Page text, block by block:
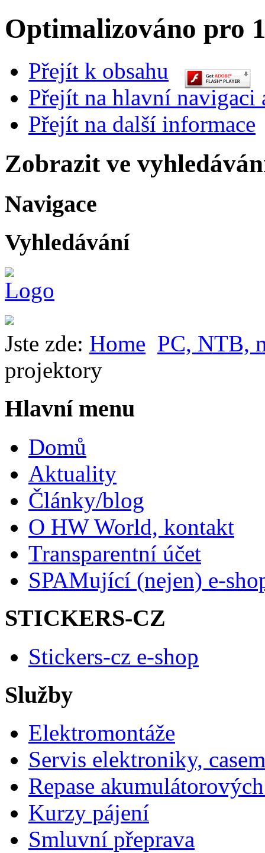
Optimalizováno pro
Přejít k obsahu
Přejít na hlavní navigaci
Přejít na další informace
Zobrazit ve
Navigace
Vyhledávání
Jste zde: Home PC, NTB,
projektory
Hlavní menu
Domů
Aktuality
Články/blog
O HW World, kontakt
Transparentní účet
SPAMující (nejen) e-
STICKERS-CZ
Stickers-cz e-shop
Služby
Elektromontáže
Servis elektroniky,
Repase
Kurzy pájení
Smluvní přeprava